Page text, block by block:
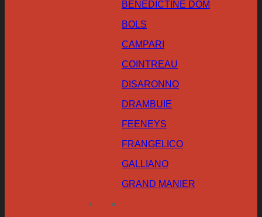
BENEDICTINE DOM
BOLS
CAMPARI
COINTREAU
DISARONNO
DRAMBUIE
FEENEYS
FRANGELICO
GALLIANO
GRAND MANIER